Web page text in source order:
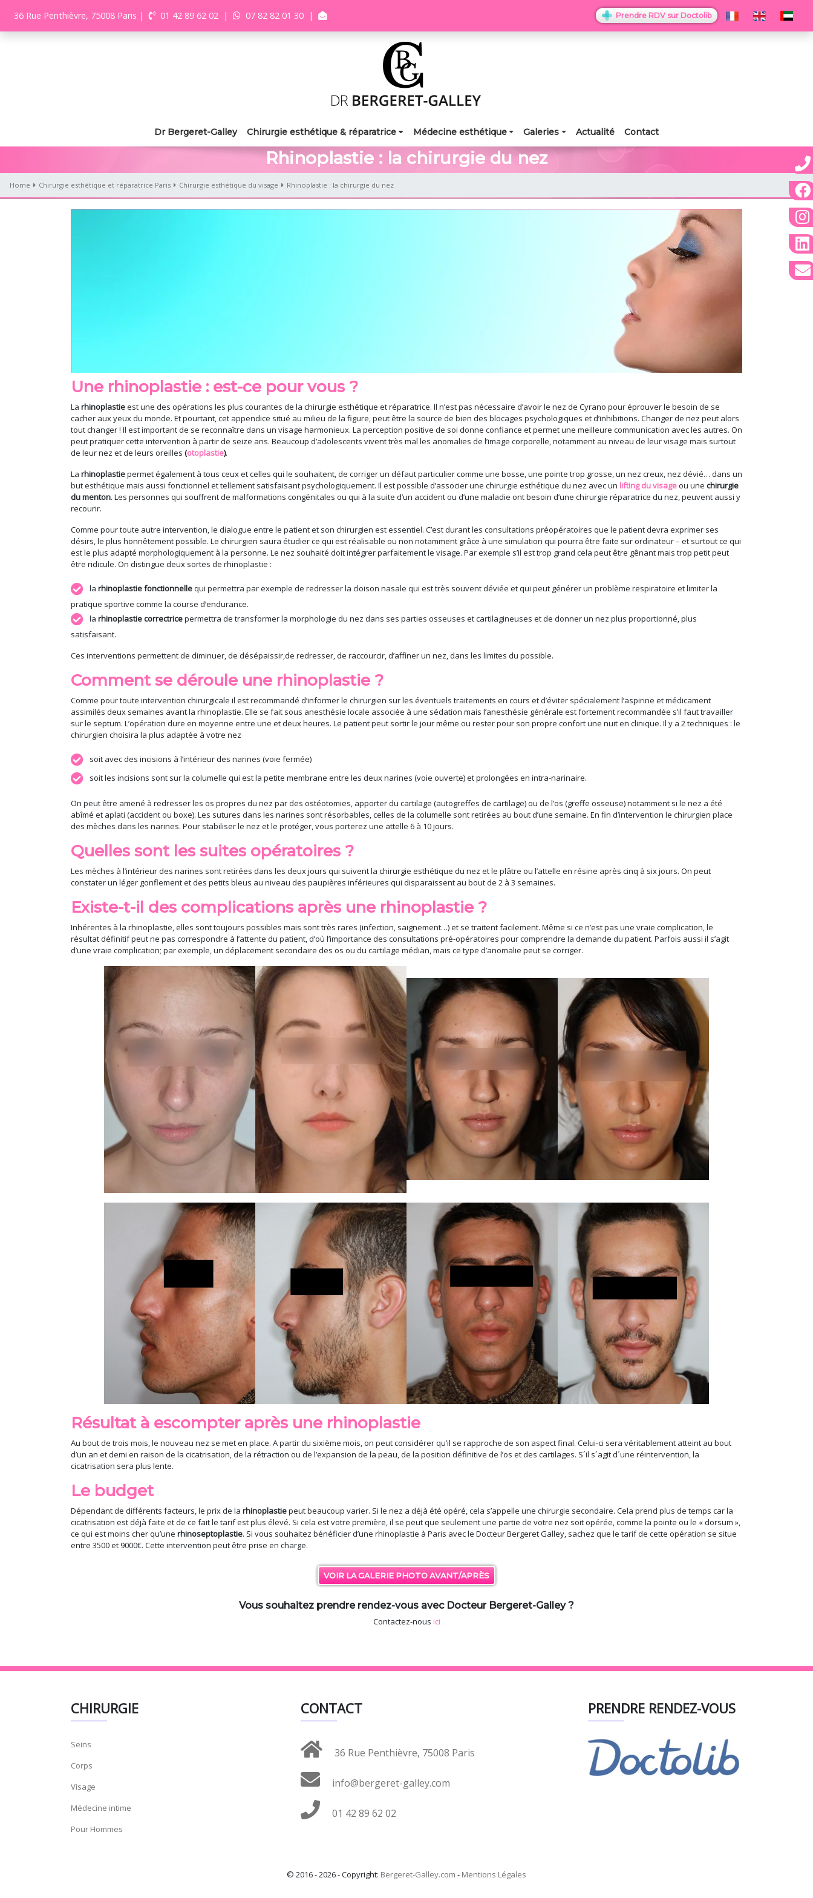
36 Rue Penthièvre, 75008 Paris | 01 42 89 62 02 | 07 82 82 01 30 | Prendre RDV sur Doctolib
Dr Bergeret-Galley Chirurgie esthétique & réparatrice Médecine esthétique Galeries Actualité Contact
Rhinoplastie : la chirurgie du nez
Home Chirurgie esthétique et réparatrice Paris Chirurgie esthétique du visage Rhinoplastie : la chirurgie du nez
Une rhinoplastie : est-ce pour vous ?
La rhinoplastieest une des opérations les plus courantes de la chirurgie esthétique et réparatrice. Il n’est pas nécessaire d’avoir le nez de Cyrano pour éprouver le besoin de se
cacher aux yeux du monde. Et pourtant, cet appendice situé au milieu de la figure, peut être la source de bien des blocages psychologiques et d’inhibitions. Changer de nez peut alors
tout changer ! Il est important de se reconnaître dans un visage harmonieux. La perception positive de soi donne confiance et permet une meilleure communication avec les autres. On
peut pratiquer cette intervention à partir de seize ans. Beaucoup d’adolescents vivent très mal les anomalies de l’image corporelle, notamment au niveau de leur visage mais surtout
de leur nez et de leurs oreilles (otoplastie).
La rhinoplastiepermet également à tous ceux et celles qui le souhaitent, de corriger un défaut particulier comme une bosse, une pointe trop grosse, un nez creux, nez dévié… dans un
but esthétique mais aussi fonctionnel et tellement satisfaisant psychologiquement. Il est possible d’associer une chirurgie esthétique du nez avec un lifting du visageou une chirurgie
du menton. Les personnes qui souffrent de malformations congénitales ou qui à la suite d’un accident ou d’une maladie ont besoin d’une chirurgie réparatrice du nez, peuvent aussi y
recourir.
Comme pour toute autre intervention, le dialogue entre le patient et son chirurgien est essentiel. C’est durant les consultations préopératoires que le patient devra exprimer ses
désirs, le plus honnêtement possible. Le chirurgien saura étudier ce qui est réalisable ou non notamment grâce à une simulation qui pourra être faite sur ordinateur – et surtout ce qui
est le plus adapté morphologiquement à la personne. Le nez souhaité doit intégrer parfaitement le visage. Par exemple s’il est trop grand cela peut être gênant mais trop petit peut
être ridicule. On distingue deux sortes de rhinoplastie :
la rhinoplastie fonctionnellequi permettra par exemple de redresser la cloison nasale qui est très souvent déviée et qui peut générer un problème respiratoire et limiter la
pratique sportive comme la course d’endurance.
la rhinoplastiecorrectricepermettra de transformer la morphologie du nez dans ses parties osseuses et cartilagineuses et de donner un nez plus proportionné, plus
satisfaisant.
Ces interventions permettent de diminuer, de désépaissir,de redresser, de raccourcir, d’affiner un nez, dans les limites du possible.
Comment se déroule une rhinoplastie ?
Comme pour toute intervention chirurgicale il est recommandé d’informer le chirurgien sur les éventuels traitements en cours et d’éviter spécialement l’aspirine et médicament
assimilés deux semaines avant la rhinoplastie. Elle se fait sous anesthésie locale associée à une sédation mais l’anesthésie générale est fortement recommandée s’il faut travailler
sur le septum. L’opération dure en moyenne entre une et deux heures. Le patient peut sortir le jour même ou rester pour son propre confort une nuit en clinique. Il y a 2 techniques : le
chirurgien choisira la plus adaptée à votre nez
soit avec des incisions à l’intérieur des narines (voie fermée)
soit les incisions sont sur la columelle qui est la petite membrane entre les deux narines (voie ouverte) et prolongées en intra-narinaire.
On peut être amené à redresser les os propres du nez par des ostéotomies, apporter du cartilage (autogreffes de cartilage) ou de l’os (greffe osseuse) notamment si le nez a été
abîmé et aplati (accident ou boxe). Les sutures dans les narines sont résorbables, celles de la columelle sont retirées au bout d’une semaine. En fin d’intervention le chirurgien place
des mèches dans les narines. Pour stabiliser le nez et le protéger, vous porterez une attelle 6 à 10 jours.
Quelles sont les suites opératoires ?
Les mèches à l’intérieur des narines sont retirées dans les deux jours qui suivent la chirurgie esthétique du nez et le plâtre ou l’attelle en résine après cinq à six jours. On peut
constater un léger gonflement et des petits bleus au niveau des paupières inférieures qui disparaissent au bout de 2 à 3 semaines.
Existe-t-il des complications après une rhinoplastie ?
Inhérentes à la rhinoplastie, elles sont toujours possibles mais sont très rares (infection, saignement…) et se traitent facilement. Même si ce n’est pas une vraie complication, le
résultat définitif peut ne pas correspondre à l’attente du patient, d’où l’importance des consultations pré-opératoires pour comprendre la demande du patient. Parfois aussi il s’agit
d’une vraie complication; par exemple, un déplacement secondaire des os ou du cartilage médian, mais ce type d’anomalie peut se corriger.
Résultat à escompter après une rhinoplastie
Au bout de trois mois, le nouveau nez se met en place. A partir du sixième mois, on peut considérer qu’il se rapproche de son aspect final. Celui-ci sera véritablement atteint au bout
d’un an et demi en raison de la cicatrisation, de la rétraction ou de l’expansion de la peau, de la position définitive de l’os et des cartilages. S´il s´agit d´une réintervention, la
cicatrisation sera plus lente.
Le budget
Dépendant de différents facteurs, le prix de la rhinoplastiepeut beaucoup varier. Si le nez a déjà été opéré, cela s’appelle une chirurgie secondaire. Cela prend plus de temps car la
cicatrisation est déjà faite et de ce fait le tarif est plus élevé. Si cela est votre première, il se peut que seulement une partie de votre nez soit opérée, comme la pointe ou le « dorsum »,
ce qui est moins cher qu’une rhinoseptoplastie. Si vous souhaitez bénéficier d’une rhinoplastie à Paris avec le Docteur Bergeret Galley, sachez que le tarif de cette opération se situe
entre 3500 et 9000€. Cette intervention peut être prise en charge.
VOIR LA GALERIE PHOTO AVANT/APRÈS
Vous souhaitez prendre rendez-vous avec Docteur Bergeret-Galley ?
Contactez-nous ici
CHIRURGIE
Seins
Corps
Visage
Médecine intime
Pour Hommes
CONTACT
36 Rue Penthièvre, 75008 Paris
info@bergeret-galley.com
01 42 89 62 02
PRENDRE RENDEZ-VOUS
© 2016 - 2026 - Copyright: Bergeret-Galley.com - Mentions Légales